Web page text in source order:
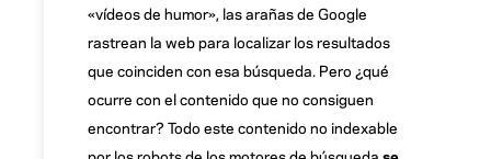
«vídeos de humor», las arañas de Google
rastrean la web para localizar los resultados
que coinciden con esa búsqueda. Pero ¿qué
ocurre con el contenido que no consiguen
encontrar? Todo este contenido no indexable